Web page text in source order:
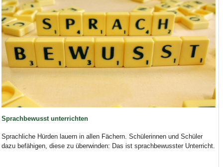
Sprachbewusst unterrichten
Sprachliche Hürden lauern in allen Fächern. Schülerinnen und Schüler
dazu befähigen, diese zu überwinden: Das ist sprachbewusster Unterricht.